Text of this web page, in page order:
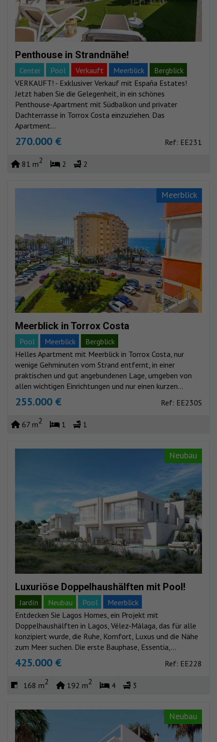
Penthouse in Strandnähe!
Center Pool Verkauft Meerblick
Bergblick
VERKAUFT! - Exklusiver Verkauf mit España Estates!
Jetzt haben Sie die Gelegenheit, in ein schönes
Penthouse-Apartment mit Südbalkon und privater
Dachterrasse in Torrox Costa einzuziehen. Das
Apartment...
270.000 € Ref: EE231
81 m2 2 2
Meerblick
Meerblick in Torrox Costa
Pool Meerblick
Bergblick
Helles Apartment mit Meerblick in Torrox Costa, nur
wenige Gehminuten vom Strand entfernt, in einer
praktischen und gut angebundenen Lage, umgeben von
allen wichtigen Einrichtungen und nur einen kurzen...
255.000 € Ref: EE230S
67 m2 1 1
Neubau
Luxuriöse Doppelhaushälften mit Pool!
Jardín Neubau Pool
Meerblick
Entdecken Sie Lagos Homes, ein Projekt mit
Doppelhaushälften in Lagos, Vélez-Málaga, das für alle
konzipiert wurde, die Ruhe, Komfort, Luxus und die Nähe
zum Meer suchen. Die erste Bauphase, Essentia,...
425.000 € Ref: EE228
168 m2 192 m2 4 3
Neubau